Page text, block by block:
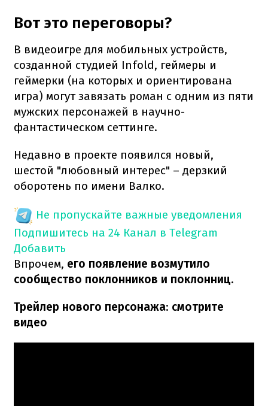
Вот это переговоры?
В видеоигре для мобильных устройств,
созданной студией Infold, геймеры и
геймерки (на которых и ориентирована
игра) могут завязать роман с одним из пяти
мужских персонажей в научно-
фантастическом сеттинге.
Недавно в проекте появился новый,
шестой "любовный интерес" – дерзкий
оборотень по имени Валко.
Не пропускайте важные уведомления
Подпишитесь на 24 Канал в Telegram
Добавить
Впрочем, его появление возмутило
сообщество поклонников и поклонниц.
Трейлер нового персонажа: смотрите
видео